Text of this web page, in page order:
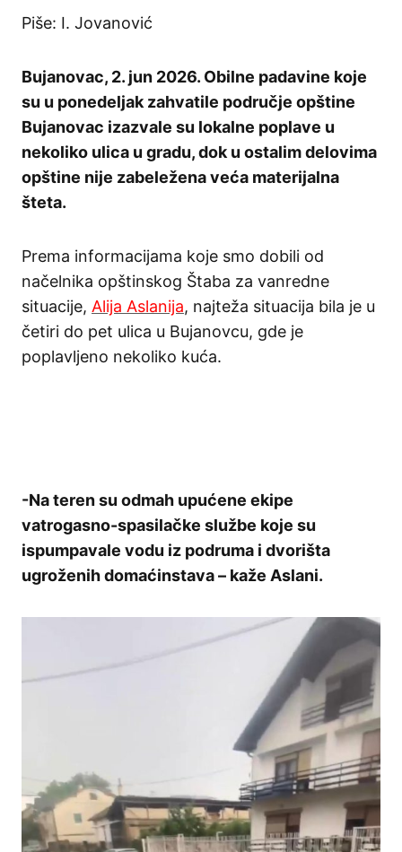
Piše: I. Jovanović
Bujanovac, 2. jun 2026. Obilne padavine koje
su u ponedeljak zahvatile područje opštine
Bujanovac izazvale su lokalne poplave u
nekoliko ulica u gradu, dok u ostalim delovima
opštine nije zabeležena veća materijalna
šteta.
Prema informacijama koje smo dobili od
načelnika opštinskog Štaba za vanredne
situacije, Alija Aslanija, najteža situacija bila je u
četiri do pet ulica u Bujanovcu, gde je
poplavljeno nekoliko kuća.
-Na teren su odmah upućene ekipe
vatrogasno-spasilačke službe koje su
ispumpavale vodu iz podruma i dvorišta
ugroženih domaćinstava – kaže Aslani.